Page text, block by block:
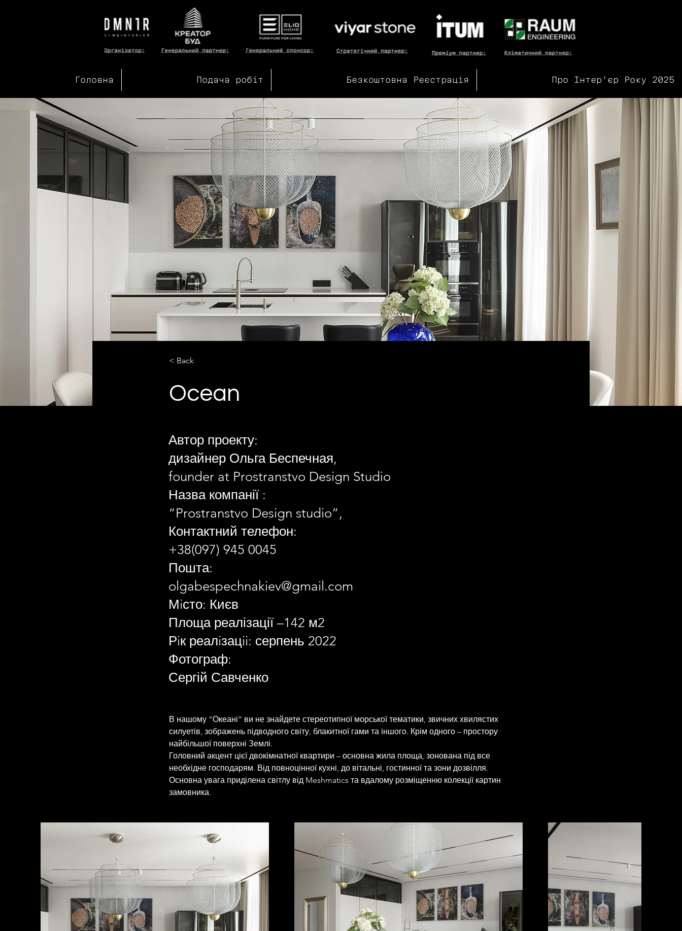
Головна Подача робіт Безкоштовна Реєстрація Про Інтер'єр Року 2025
< Back
Ocean
Автор проекту:
дизайнер Ольга Беспечная,
founder at Prostranstvo Design Studio
Назва компанії :
“Prostranstvo Design studio”,
Контактний телефон:
+38(097) 945 0045
Пошта:
olgabespechnakiev@gmail.com
Мiсто: Києв
Площа реалізації –142 м2
Рiк реалiзацii: серпень 2022
Фотограф:
Сергій Савченко
В нашому “Океані” ви не знайдете стереотипної морської тематики, звичних хвилястих
силуетів, зображень підводного світу, блакитної гами та іншого. Крім одного – простору
найбільшої поверхні Землі.
Головний акцент цієї двокімнатної квартири – основна жила площа, зонована під все
необхідне господарям. Від повноцінної кухні, до вітальні, гостинної та зони дозвілля.
Основна увага приділена світлу від Meshmatics та вдалому розміщенню колекції картин
замовника.